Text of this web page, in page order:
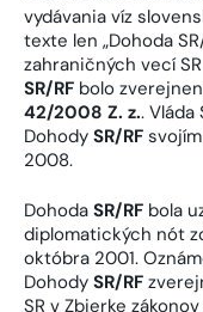
vydávania víz
texte len „Dohoda
zahraničných vecí
SR/RF bolo
42/2008 Z. z..
Dohody SR/RF
2008.
Dohoda SR/RF bola
diplomatických nót
októbra 2001.
Dohody SR/RF
SR v Zbierke